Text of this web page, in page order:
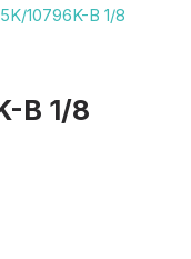
10796K-B 1/8
B 1/8